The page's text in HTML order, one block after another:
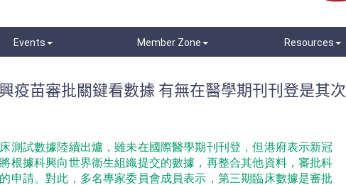
Events Member Zone Resources
疫苗審批關鍵看數據 有無在醫學期刊刊登是其次
測試數據陸續出爐，雖未在國際醫學期刊刊登，但港府表示新冠
根據科興向世界衞生組織提交的數據，再整合其他資料，審批科
申請。對此，多名專家委員會成員表示，第三期臨床數據是審批